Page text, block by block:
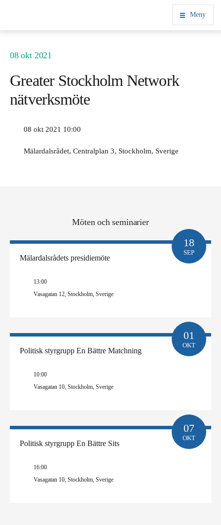
Meny
08 okt 2021
Greater Stockholm Network
nätverksmöte
08 okt 2021 10:00
Mälardalsrådet, Centralplan 3, Stockholm, Sverige
Möten och seminarier
18
SEP
Mälardalsrådets presidiemöte
13:00
Vasagatan 12, Stockholm, Sverige
01
OKT
Politisk styrgrupp En Bättre Matchning
10:00
Vasagatan 10, Stockholm, Sverige
07
OKT
Politisk styrgrupp En Bättre Sits
16:00
Vasagatan 10, Stockholm, Sverige